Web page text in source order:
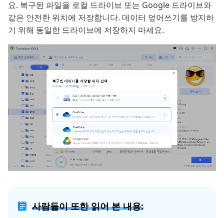
요. 복구된 파일을 로컬 드라이브 또는 Google 드라이브와
같은 안전한 위치에 저장합니다. 데이터 덮어쓰기를 방지하
기 위해 동일한 드라이브에 저장하지 마세요.
사람들이 또한 읽어 본 내용: